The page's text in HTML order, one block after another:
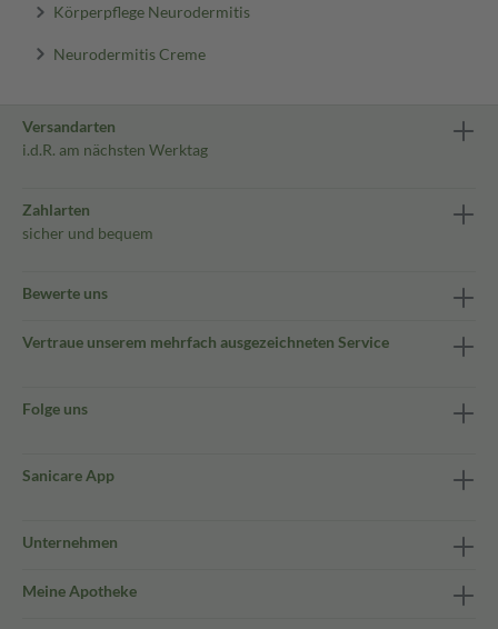
Körperpflege Neurodermitis
Neurodermitis Creme
Versandarten
i.d.R. am nächsten Werktag
Zahlarten
sicher und bequem
Bewerte uns
Vertraue unserem mehrfach ausgezeichneten Service
Folge uns
Sanicare App
Unternehmen
Meine Apotheke